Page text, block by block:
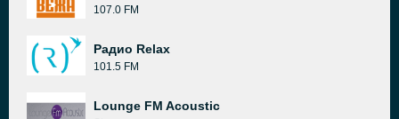
107.0 FM
Радио Relax
101.5 FM
Lounge FM Acoustic